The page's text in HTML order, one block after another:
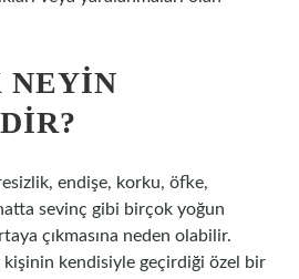
NEYIN
endişe, korku, öfke,
sevinç gibi birçok yoğun
çıkmasına neden olabilir.
kişinin kendisiyle geçirdiği özel bir